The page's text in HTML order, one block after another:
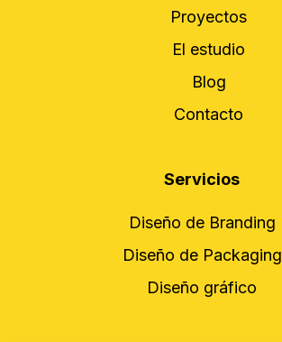
Proyectos
El estudio
Blog
Contacto
Servicios
Diseño de Branding
Diseño de Packaging
Diseño gráfico